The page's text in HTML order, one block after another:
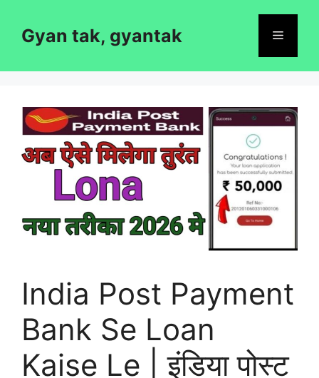
contentGyan tak, gyantak Menu
India Post Payment
Bank Se Loan
Kaise Le | इंडिया पोस्ट